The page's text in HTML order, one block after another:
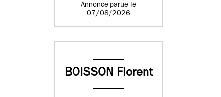
Annonce parue le
07/08/2026
BOISSON Florent